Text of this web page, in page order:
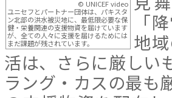
© UNICEF video
ユニセフとパートナー団体は、パキスタ
ン北部の洪水被災地に、最低限必要な保
健・栄養関連の支援物資を届けています
が、全ての人々に支援を届けるためには
まだ課題が残されています。
「
地
活は、さらに厳しい
ラング・カスの最も